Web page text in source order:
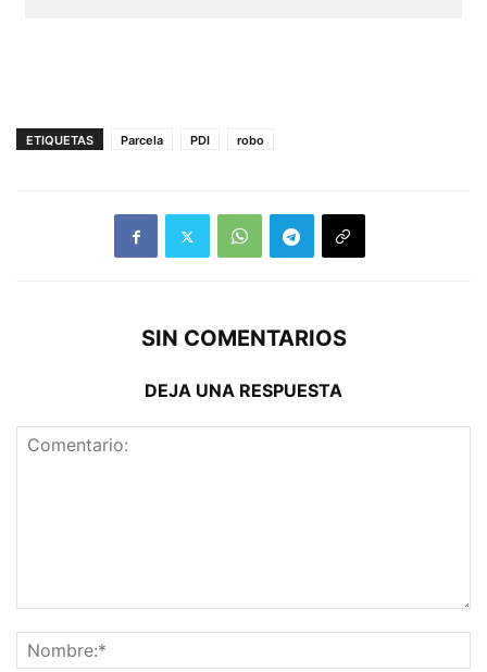
ETIQUETAS Parcela PDI robo
SIN COMENTARIOS
DEJA UNA RESPUESTA